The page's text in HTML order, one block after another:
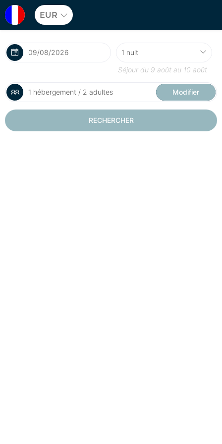
EUR
Séjour du 9 août au 10 août
1 hébergement / 2 adultes Modifier